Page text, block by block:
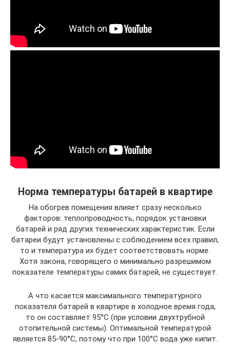
Норма температуры батарей в квартире
На обогрев помещения влияет сразу несколько
факторов: теплопроводность, порядок установки
батарей и ряд других технических характеристик. Если
батареи будут установлены с соблюдением всех правил,
то и температура их будет соответствовать норме.
Хотя закона, говорящего о минимально разрешимом
показателе температуры самих батарей, не существует.
А что касается максимального температурного
показателя батарей в квартире в холодное время года,
то он составляет 95°С (при условии двухтрубной
отопительной системы). Оптимальной температурой
является 85-90°С, потому что при 100°С вода уже кипит.